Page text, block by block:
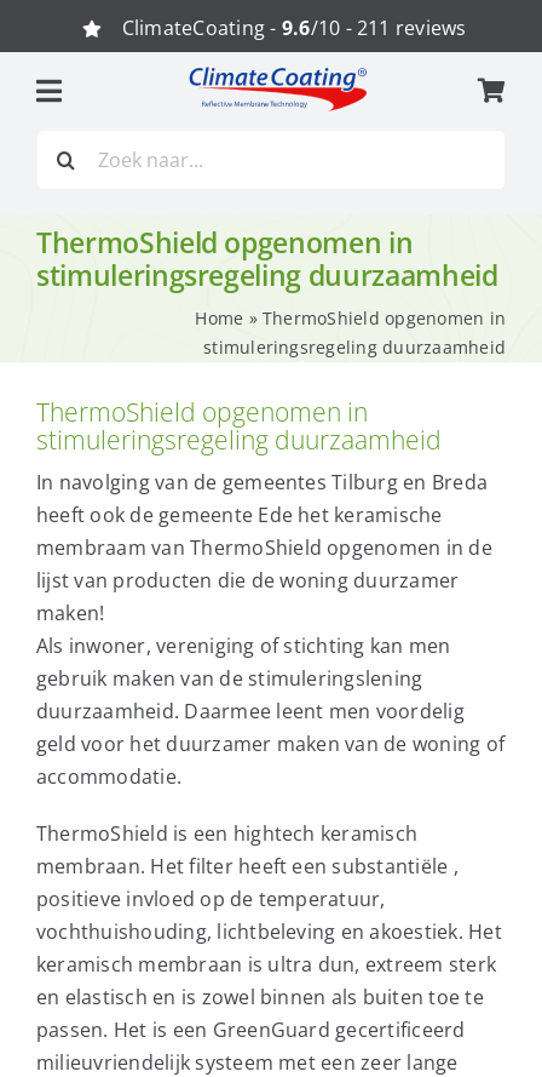
naar
inhoud
ClimateCoating - 9.6/10 - 211 reviews
naar:
ThermoShield opgenomen in
stimuleringsregeling duurzaamheid
Home » ThermoShield opgenomen in
stimuleringsregeling duurzaamheid
ThermoShield opgenomen in
stimuleringsregeling duurzaamheid
In navolging van de gemeentes Tilburg en Breda
heeft ook de gemeente Ede het keramische
membraam van ThermoShield opgenomen in de
lijst van producten die de woning duurzamer
maken!
Als inwoner, vereniging of stichting kan men
gebruik maken van de stimuleringslening
duurzaamheid. Daarmee leent men voordelig
geld voor het duurzamer maken van de woning of
accommodatie.
ThermoShield is een hightech keramisch
membraan. Het filter heeft een substantiële ,
positieve invloed op de temperatuur,
vochthuishouding, lichtbeleving en akoestiek. Het
keramisch membraan is ultra dun, extreem sterk
en elastisch en is zowel binnen als buiten toe te
passen. Het is een GreenGuard gecertificeerd
milieuvriendelijk systeem met een zeer lange